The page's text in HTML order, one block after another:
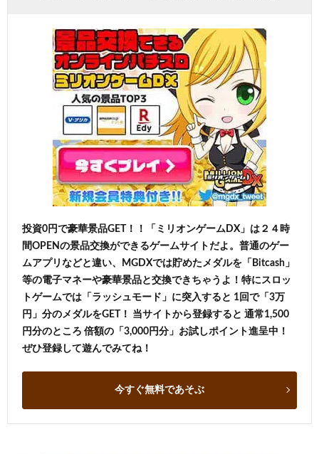
投資0円で豪華景品GET！！「ミリオンゲームDX」は２４時
間OPENの景品交換ができるゲームサイトだよ。普通のゲー
ムアプリなどと違い、MGDXでは貯めたメダルを「Bitcash」
等の電子マネーや豪華景品と交換できちゃうよ！特にスロッ
トゲームでは「ラッシュモード」に突入すると 1回で「3万
円」分のメダルをGET！ 当サイトから登録すると 通常1,500
円分のところ 倍額の「3,000円分」お試しポイント進呈中！
ぜひ登録して遊んでみてね！
今すぐ無料であそぶ